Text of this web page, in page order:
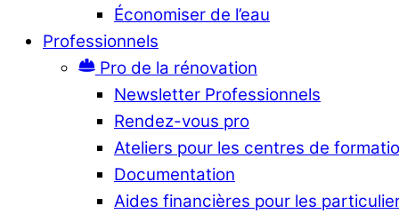
Économiser de l’eau
Professionnels
Pro de la rénovation
Newsletter Professionnels
Rendez-vous pro
Ateliers pour les centres de
Documentation
Aides financières pour les